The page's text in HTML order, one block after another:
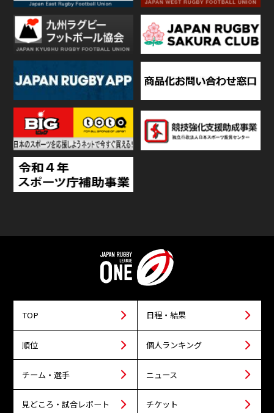
TOP 日程・結果
順位 個人ランキング
チーム・選手 ニュース
見どころ・試合レポート チケット